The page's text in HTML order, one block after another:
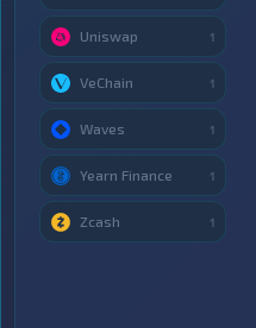
Uniswap 1
VeChain 1
Waves 1
Yearn Finance 1
Zcash 1